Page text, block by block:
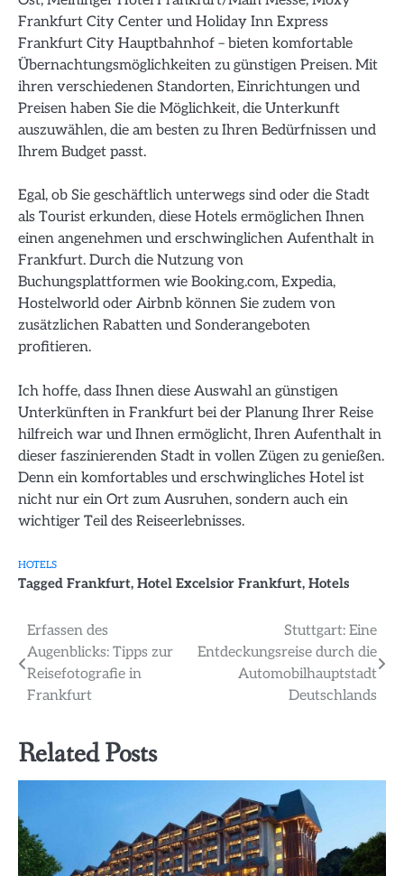
Frankfurt City Center und Holiday Inn Express
Frankfurt City Hauptbahnhof – bieten komfortable
Übernachtungsmöglichkeiten zu günstigen Preisen. Mit
ihren verschiedenen Standorten, Einrichtungen und
Preisen haben Sie die Möglichkeit, die Unterkunft
auszuwählen, die am besten zu Ihren Bedürfnissen und
Ihrem Budget passt.
Egal, ob Sie geschäftlich unterwegs sind oder die Stadt
als Tourist erkunden, diese Hotels ermöglichen Ihnen
einen angenehmen und erschwinglichen Aufenthalt in
Frankfurt. Durch die Nutzung von
Buchungsplattformen wie Booking.com, Expedia,
Hostelworld oder Airbnb können Sie zudem von
zusätzlichen Rabatten und Sonderangeboten
profitieren.
Ich hoffe, dass Ihnen diese Auswahl an günstigen
Unterkünften in Frankfurt bei der Planung Ihrer Reise
hilfreich war und Ihnen ermöglicht, Ihren Aufenthalt in
dieser faszinierenden Stadt in vollen Zügen zu genießen.
Denn ein komfortables und erschwingliches Hotel ist
nicht nur ein Ort zum Ausruhen, sondern auch ein
wichtiger Teil des Reiseerlebnisses.
HOTELS
Tagged Frankfurt, Hotel Excelsior Frankfurt, Hotels
Beitragsnavigation
Erfassen des
Augenblicks: Tipps zur
Reisefotografie in
Frankfurt
Stuttgart: Eine
Entdeckungsreise durch die
Automobilhauptstadt
Deutschlands
Related Posts